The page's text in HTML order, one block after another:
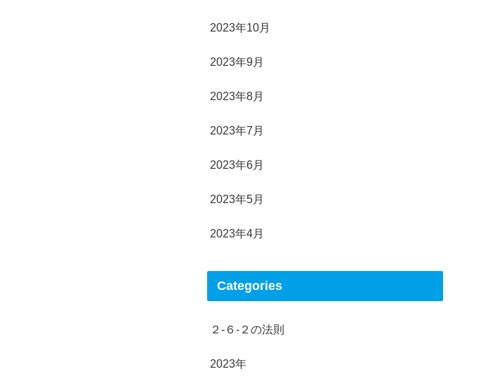
2023年10月
2023年9月
2023年8月
2023年7月
2023年6月
2023年5月
2023年4月
Categories
２-６-２の法則
2023年